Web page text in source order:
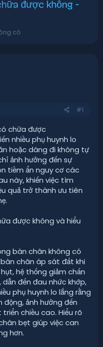
được không -
có
#1
chữa được
nhiều phụ huynh lo
hoặc dáng đi không tự
ảnh hưởng đến sự
tiềm ẩn nguy cơ các
này, khiến việc tìm
quả trở thành ưu tiên
được không và hiểu
bàn chân không có
chân áp sát đất khi
hệ thống giảm chấn
đến đau nhức khớp,
phụ huynh lo lắng rằng
động, ảnh hưởng đến
chiều cao. Hiểu rõ
bẹt giúp việc can
hơn.